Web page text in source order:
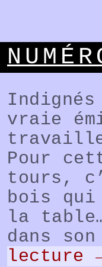
vraie
Pour
tours,
bois
la
dans
lecture